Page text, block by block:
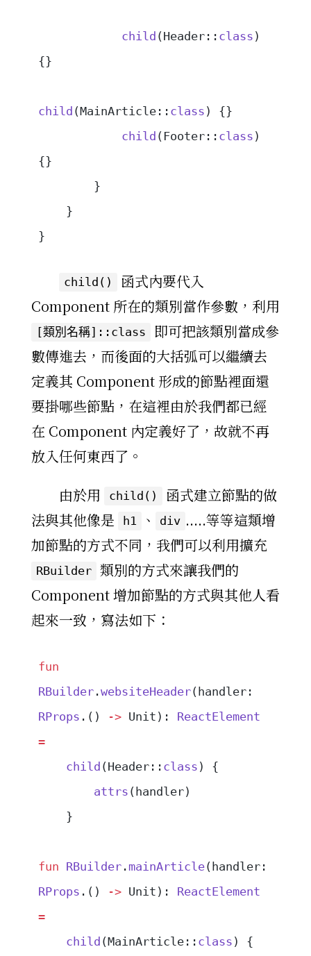
            child
(Header:: class )
{}
child (MainArticle:: class ) {}
            child
(Footer:: class )
{}
        }
    }
}
child()
函式內要代入
Component 所在的類別當作參數，利用
[類別名稱]::class
即可把該類別當成參
數傳進去，而後面的大括弧可以繼續去
定義其 Component 形成的節點裡面還
要掛哪些節點，在這裡由於我們都已經
在 Component 內定義好了，故就不再
放入任何東西了。
由於用
child()
函式建立節點的做
法與其他像是
h1 、 div .....等等這類增
加節點的方式不同，我們可以利用擴充
RBuilder
類別的方式來讓我們的
Component 增加節點的方式與其他人看
起來一致，寫法如下：
fun
RBuilder .websiteHeader
RProps .() -> Unit): ReactElement
=
    child
(Header:: class ) {
        attrs
(handler)
    }
fun RBuilder . mainArticle
RProps .() -> Unit): ReactElement
=
    child
(MainArticle:: class ) {